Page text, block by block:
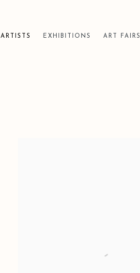
ARTISTS EXHIBITIONS ART FAIRS